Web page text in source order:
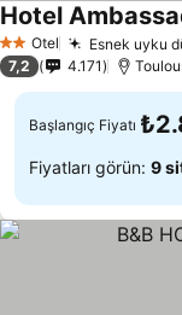
2 Yıldız
Otel Esnek uyku
Hotel
7,2 4.171
Başlangıç Fiyatı
Fiyatları görün: 9